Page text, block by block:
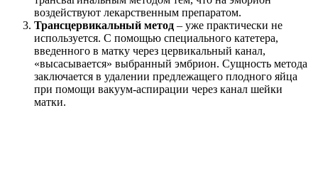
воздействуют лекарственным препаратом.
Трансцервикальный метод – уже практически не
используется. С помощью специального катетера,
введенного в матку через цервикальный канал,
«высасывается» выбранный эмбрион. Сущность метода
заключается в удалении предлежащего плодного яйца
при помощи вакуум-аспирации через канал шейки
матки.